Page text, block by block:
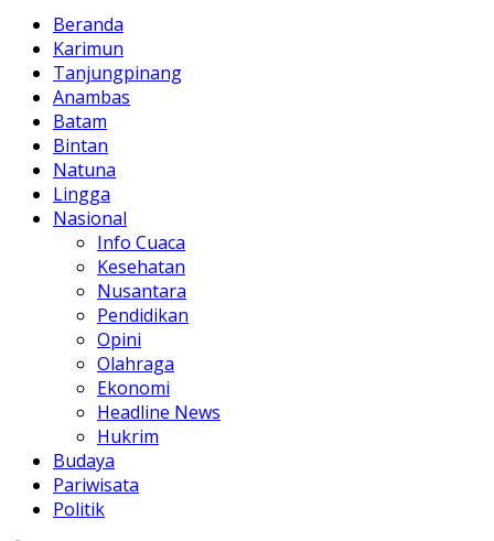
Beranda
Karimun
Tanjungpinang
Anambas
Batam
Bintan
Natuna
Lingga
Nasional
Info Cuaca
Kesehatan
Nusantara
Pendidikan
Opini
Olahraga
Ekonomi
Headline News
Hukrim
Budaya
Pariwisata
Politik